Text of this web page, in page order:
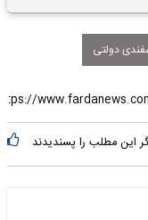
تاریخی واریز خواهد شد؟
دولتی
این مطلب را پسندیدند